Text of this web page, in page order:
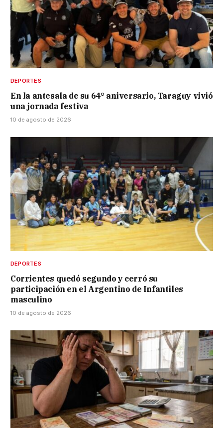
DEPORTES
En la antesala de su 64° aniversario, Taraguy vivió
una jornada festiva
10 de agosto de 2026
DEPORTES
Corrientes quedó segundo y cerró su
participación en el Argentino de Infantiles
masculino
10 de agosto de 2026